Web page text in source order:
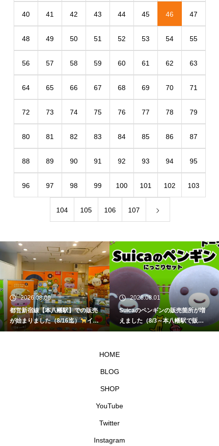
40 41 42 43 44 45 46 47
48 49 50 51 52 53 54 55
56 57 58 59 60 61 62 63
64 65 66 67 68 69 70 71
72 73 74 75 76 77 78 79
80 81 82 83 84 85 86 87
88 89 90 91 92 93 94 95
96 97 98 99 100 101 102 103
104 105 106 107
2026.08.06
都営新宿線【本八幡駅】での販売
が始まりました（8/16迄）
イク
ミママのどうぶつドーナツ
2026.08.01
Suicaのペンギンの販売箇所が増
えました（8/3～本八幡駅で販
売）
イクミママのどうぶつドー
HOME
BLOG
SHOP
YouTube
Twitter
Instagram